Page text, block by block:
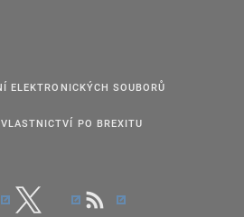
ELEKTRONICKÝCH SOUBORŮ
PO BREXITU